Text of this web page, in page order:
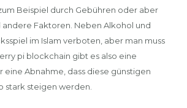
Beispiel durch Gebühren oder aber
andere Faktoren. Neben Alkohol und
im Islam verboten, aber man muss
pi blockchain gibt es also eine
Abnahme, dass diese günstigen
stark steigen werden.